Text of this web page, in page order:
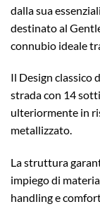
dalla sua
destinato al
connubio ideale
Il Design classico
strada con 14
ulteriormente in
metallizzato.
La struttura
impiego di
handling e